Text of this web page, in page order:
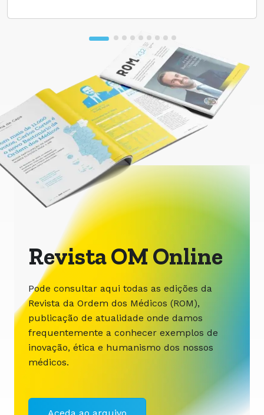
Revista OM Online
Pode consultar aqui todas as edições da
Revista da Ordem dos Médicos (ROM),
publicação de atualidade onde damos
frequentemente a conhecer exemplos de
inovação, ética e humanismo dos nossos
médicos.
Aceda ao arquivo